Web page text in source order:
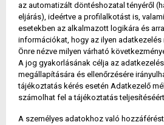
az automatizált döntéshozatal tényéről
eljárás), ideértve a profilalkotást is,
esetekben az alkalmazott logikára és
információkat, hogy az ilyen adatkezelés
Önre nézve milyen várható
A jog gyakorlásának célja az
megállapítására és ellenőrzésére
tájékoztatás kérés esetén Adatkezelő
számolhat fel a tájékoztatás
A személyes adatokhoz való